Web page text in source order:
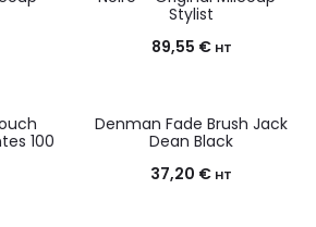
Stylist
89,55 € HT
100
Denman Fade Brush Jack
Dean Black
37,20 € HT